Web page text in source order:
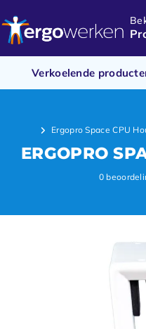
Verkoelende
Ergopro Space CPU
ERGOPRO
0